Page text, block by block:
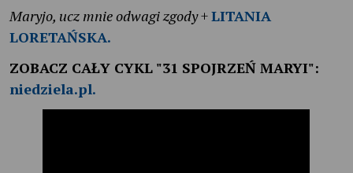
Maryjo, ucz mnie odwagi zgody+LITANIA
LORETAŃSKA.
ZOBACZ CAŁY CYKL "31 SPOJRZEŃ MARYI":
niedziela.pl.